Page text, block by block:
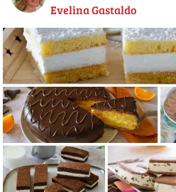
Evelina Gastaldo